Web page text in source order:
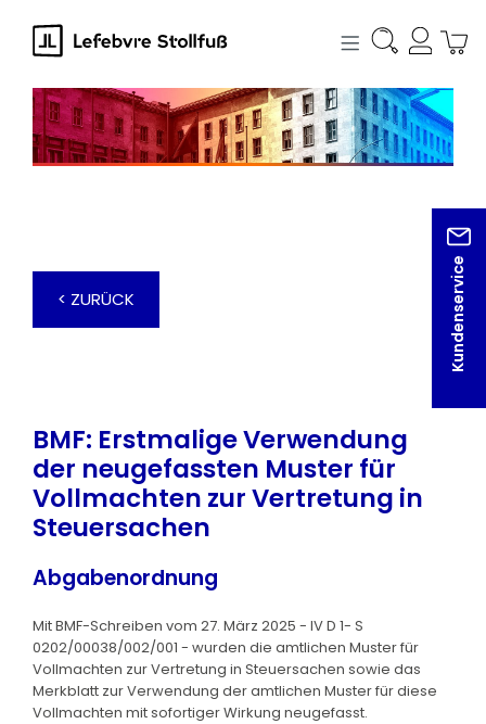
springen
Kundenservice
< ZURÜCK
BMF: Erstmalige Verwendung
der neugefassten Muster für
Vollmachten zur Vertretung in
Steuersachen
Abgabenordnung
Mit BMF-Schreiben vom 27. März 2025 - IV D 1- S
0202/00038/002/001 - wurden die amtlichen Muster für
Vollmachten zur Vertretung in Steuersachen sowie das
Merkblatt zur Verwendung der amtlichen Muster für diese
Vollmachten mit sofortiger Wirkung neugefasst.